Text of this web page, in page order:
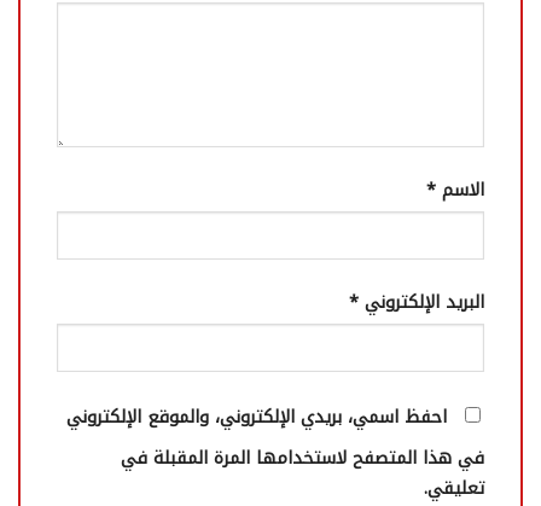
الاسم*
البريد الإلكتروني*
احفظ اسمي، بريدي الإلكتروني، والموقع الإلكتروني
في هذا المتصفح لاستخدامها المرة المقبلة في
تعليقي.